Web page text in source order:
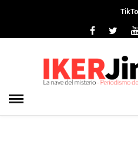
of type array|string is deprecated in
content/plugins/wordfence/
waf/src/lib/rules.phpon line1896